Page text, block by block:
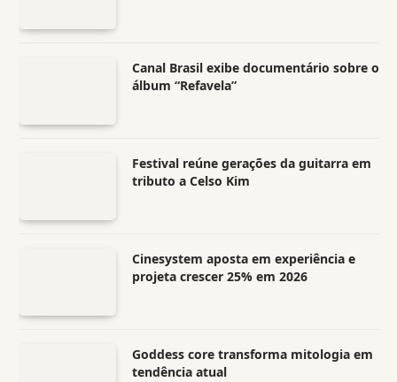
Canal Brasil exibe documentário sobre o
álbum “Refavela”
Festival reúne gerações da guitarra em
tributo a Celso Kim
Cinesystem aposta em experiência e
projeta crescer 25% em 2026
Goddess core transforma mitologia em
tendência atual